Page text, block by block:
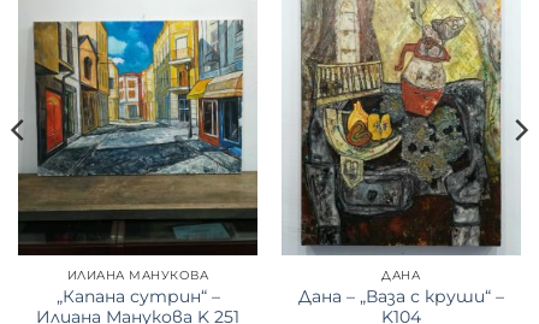
ИЛИАНА МАНУКОВА
„Капана сутрин“ –
Илиана Манукова K 251
ДАНА
Дана – „Ваза с круши“ –
K104